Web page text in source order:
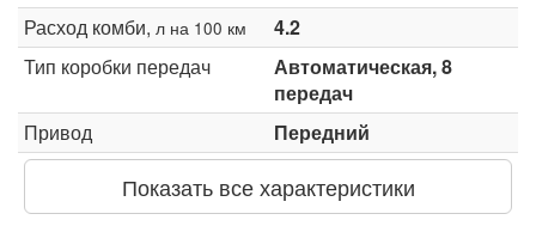
Расход комби, л на 100 км
4.2
Тип коробки передач
Автоматическая, 8
передач
Привод
Передний
Показать все характеристики